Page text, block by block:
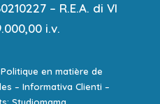
– R.E.A. di VI
i.v.
Politique en matière de
– Informativa Clienti –